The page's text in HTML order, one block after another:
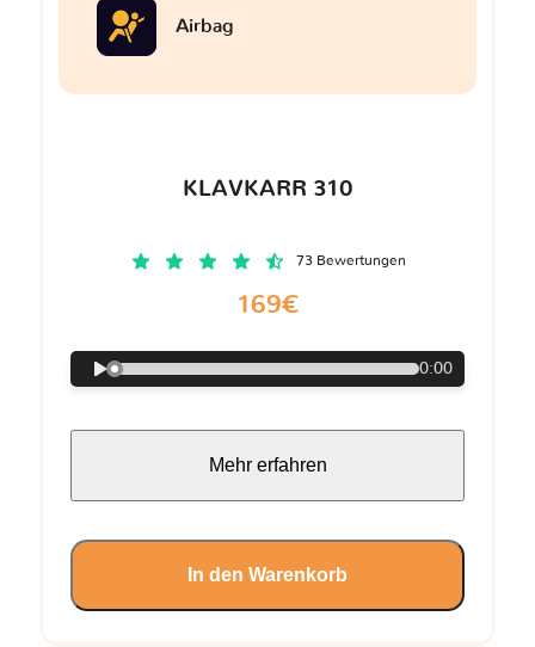
Airbag
KLAVKARR 310
73 Bewertungen
169€
0:00
Mehr erfahren
In den Warenkorb